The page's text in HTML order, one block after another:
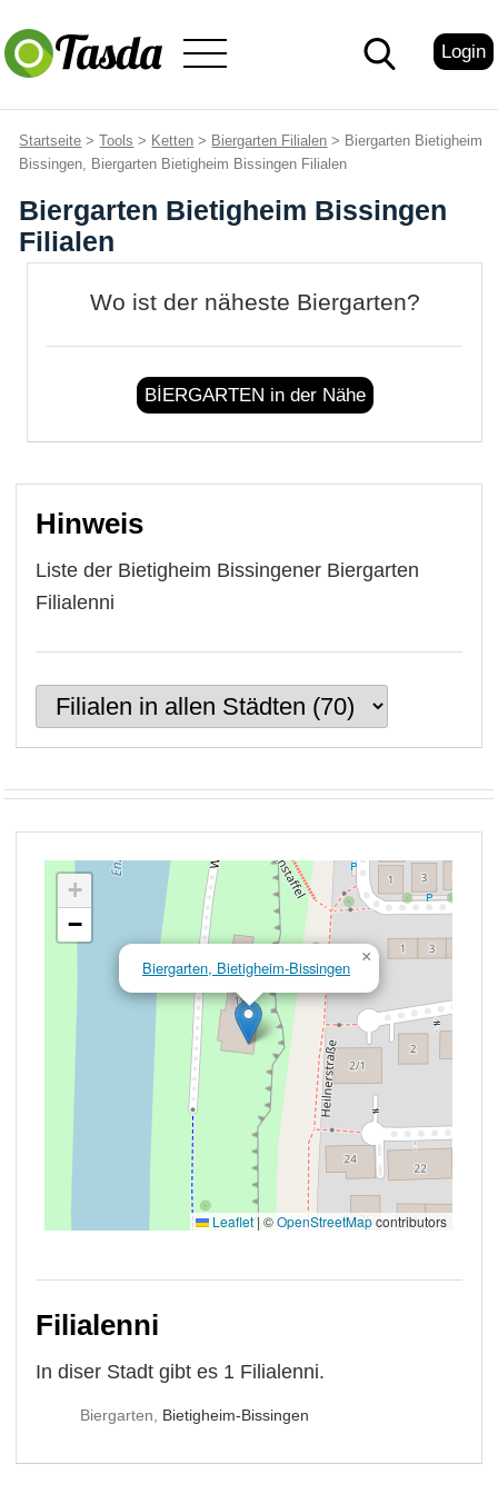
Login
Startseite >Tools > Ketten > Biergarten Filialen > Biergarten Bietigheim
Bissingen, Biergarten Bietigheim Bissingen Filialen
Biergarten Bietigheim Bissingen
Filialen
Wo ist der näheste Biergarten?
BİERGARTEN in der Nähe
Hinweis
Liste der Bietigheim Bissingener Biergarten
Filialenni
Filialenni
In diser Stadt gibt es 1 Filialenni.
Biergarten, Bietigheim-Bissingen